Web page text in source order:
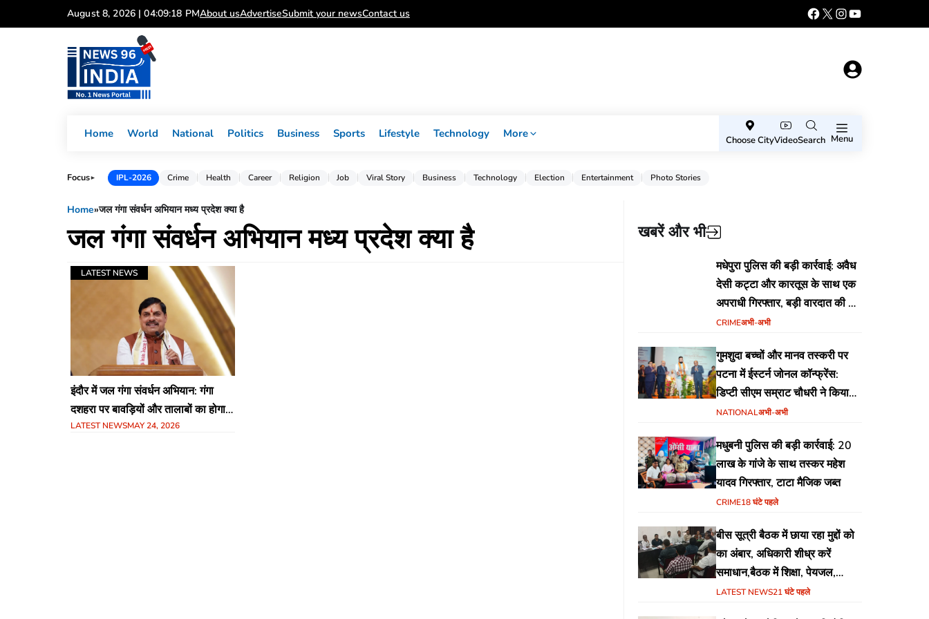
to
August 8, 2026 | 04:09:18 PMAbout usAdvertiseSubmit your newsContact us
Home World National Politics Business Sports Lifestyle Technology More
Choose CityVideoSearch Menu
Focus► IPL-2026 Crime Health Career Religion Job Viral Story Business Technology Election Entertainment Photo Stories
Home»जल गंगा संवर्धन अभियान मध्य प्रदेश क्या है
जल गंगा संवर्धन अभियान मध्य प्रदेश क्या है
LATEST NEWS
इंदौर में जल गंगा संवर्धन अभियान: गंगा
दशहरा पर बावड़ियों और तालाबों का होगा
कायाकल्प
LATEST NEWSMAY 24, 2026
खबरें और भी
मधेपुरा पुलिस की बड़ी कार्रवाई: अवैध
देसी कट्टा और कारतूस के साथ एक
अपराधी गिरफ्तार, बड़ी वारदात की थी
योजना
CRIMEअभी-अभी
गुमशुदा बच्चों और मानव तस्करी पर
पटना में ईस्टर्न जोनल कॉन्फ्रेंस:
डिप्टी सीएम सम्राट चौधरी ने किया
उद्घाटन, अंतर्राज्यीय समन्वय पर जोर
NATIONALअभी-अभी
मधुबनी पुलिस की बड़ी कार्रवाई: 20
लाख के गांजे के साथ तस्कर महेश
यादव गिरफ्तार, टाटा मैजिक जब्त
CRIME18 घंटे पहले
बीस सूत्री बैठक में छाया रहा मुद्दों को
का अंबार, अधिकारी शीध्र करें
समाधान,बैठक में शिक्षा, पेयजल,
जलजमाव,आवास ,व किसानों के
LATEST NEWS21 घंटे पहले